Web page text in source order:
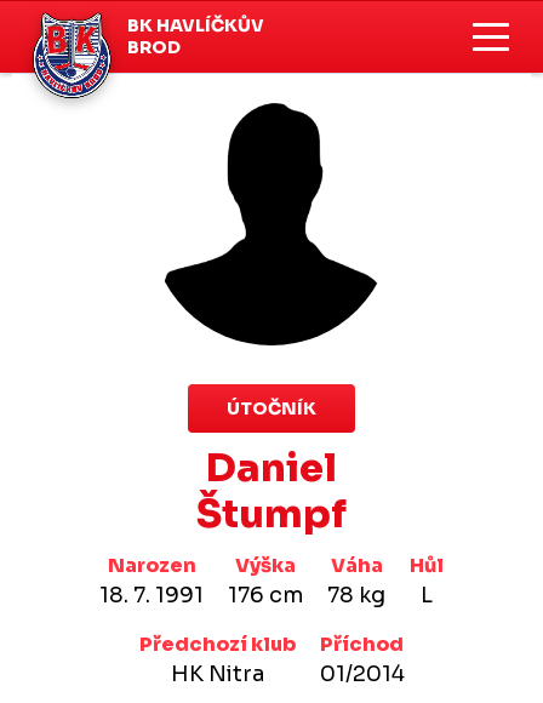
BK HAVLÍČKŮV
BROD
ÚTOČNÍK
Daniel
Štumpf
Narozen
18. 7. 1991
Výška
176 cm
Váha
78 kg
Hůl
L
Předchozí klub
HK Nitra
Příchod
01/2014